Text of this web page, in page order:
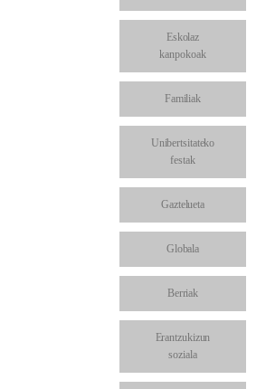
Eskolaz
kanpokoak
Familiak
Unibertsitateko
festak
Gaztelueta
Globala
Berriak
Erantzukizun
soziala